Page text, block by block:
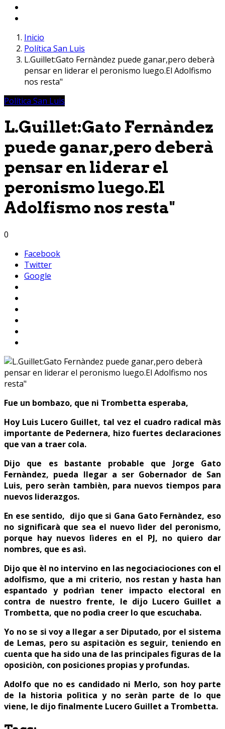
Inicio
Política San Luis
L.Guillet:Gato Fernàndez puede ganar,pero deberà
pensar en liderar el peronismo luego.El Adolfismo
nos resta"
Política San Luis
L.Guillet:Gato Fernàndez
puede ganar,pero deberà
pensar en liderar el
peronismo luego.El
Adolfismo nos resta"
0
Facebook
Twitter
Google
Fue un bombazo, que ni Trombetta esperaba,
Hoy Luis Lucero Guillet, tal vez el cuadro radical màs
importante de Pedernera, hizo fuertes declaraciones
que van a traer cola.
Dijo que es bastante probable que Jorge Gato
Fernàndez, pueda llegar a ser Gobernador de San
Luis, pero seràn tambièn, para nuevos tiempos para
nuevos liderazgos.
En ese sentido, dijo que si Gana Gato Fernàndez, eso
no significarà que sea el nuevo lìder del peronismo,
porque hay nuevos lìderes en el PJ, no quiero dar
nombres, que es asì.
Dijo que èl no intervino en las negociaciociones con el
adolfismo, que a mi criterio, nos restan y hasta han
espantado y podrìan tener impacto electoral en
contra de nuestro frente, le dijo Lucero Guillet a
Trombetta, que no podìa creer lo que escuchaba.
Yo no se si voy a llegar a ser Diputado, por el sistema
de Lemas, pero su aspitaciòn es seguir, teniendo en
cuenta que ha sido una de las principales figuras de la
oposiciòn, con posiciones propias y profundas.
Adolfo que no es candidado ni Merlo, son hoy parte
de la historia polìtica y no seràn parte de lo que
viene, le dijo finalmente Lucero Guillet a Trombetta.